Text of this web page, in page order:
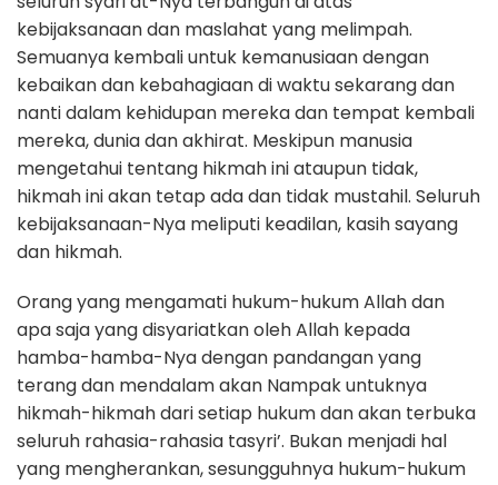
kebijaksanaan dan maslahat yang melimpah.
Semuanya kembali untuk kemanusiaan dengan
kebaikan dan kebahagiaan di waktu sekarang dan
nanti dalam kehidupan mereka dan tempat kembali
mereka, dunia dan akhirat. Meskipun manusia
mengetahui tentang hikmah ini ataupun tidak,
hikmah ini akan tetap ada dan tidak mustahil. Seluruh
kebijaksanaan-Nya meliputi keadilan, kasih sayang
dan hikmah.
Orang yang mengamati hukum-hukum Allah dan
apa saja yang disyariatkan oleh Allah kepada
hamba-hamba-Nya dengan pandangan yang
terang dan mendalam akan Nampak untuknya
hikmah-hikmah dari setiap hukum dan akan terbuka
seluruh rahasia-rahasia tasyri’. Bukan menjadi hal
yang mengherankan, sesungguhnya hukum-hukum